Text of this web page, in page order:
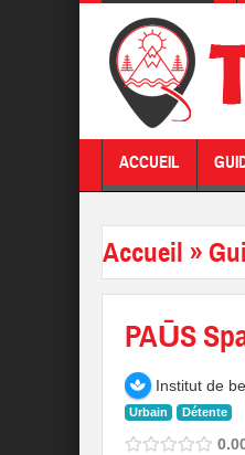
ACCUEIL
Accueil »
PAŪS
Institut de
Urbain Détente